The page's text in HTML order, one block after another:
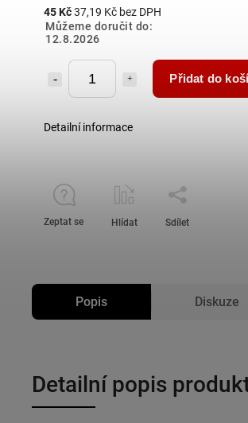
45 Kč37,19 Kč bez DPH
Můžeme doručit do:
12.8.2026
Přidat do
Detailní informace
Zeptat se Hlídat Sdílet
Popis Diskuze
Detailní popis